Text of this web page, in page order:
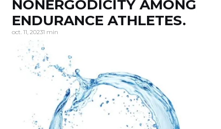
NONERGODICITY AMONG
ENDURANCE ATHLETES.
oct. 11, 20231 min